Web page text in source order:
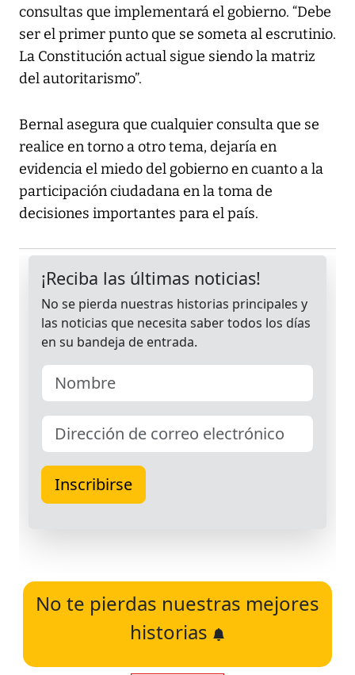
consultas que implementará el gobierno. “Debe
ser el primer punto que se someta al escrutinio.
La Constitución actual sigue siendo la matriz
del autoritarismo”.
Bernal asegura que cualquier consulta que se
realice en torno a otro tema, dejaría en
evidencia el miedo del gobierno en cuanto a la
participación ciudadana en la toma de
decisiones importantes para el país.
No te pierdas nuestras mejores
historias